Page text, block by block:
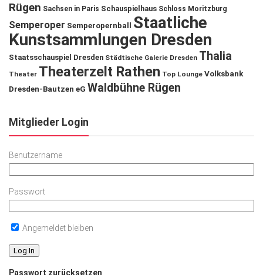
Rügen Sachsen in Paris Schauspielhaus Schloss Moritzburg
Semperoper Semperopernball
Staatliche
Kunstsammlungen Dresden
Staatsschauspiel Dresden Städtische Galerie Dresden Thalia
Theater Theaterzelt Rathen Top Lounge Volksbank
Dresden-Bautzen eG Waldbühne Rügen
Mitglieder Login
Benutzername
Passwort
Angemeldet bleiben
Passwort zurücksetzen